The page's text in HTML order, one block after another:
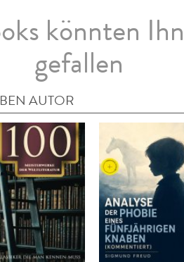
könnten
gefallen
AUTOR